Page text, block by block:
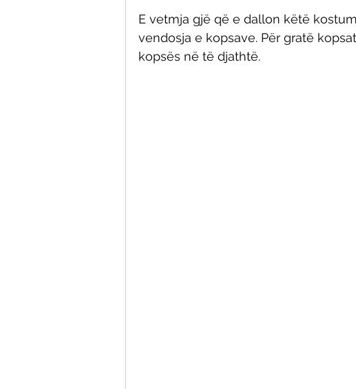
E vetmja gjë që e dallon këtë
vendosja e kopsave. Për gratë
kopsës në të djathtë.